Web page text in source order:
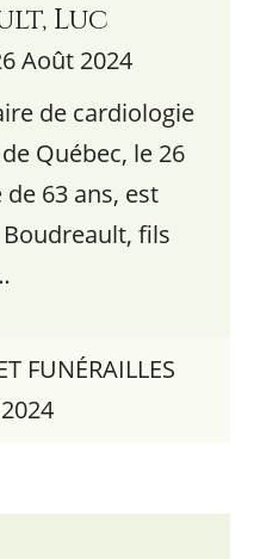
Luc
Août 2024
de cardiologie
Québec, le 26
de 63 ans, est
Boudreault, fils
FUNÉRAILLES